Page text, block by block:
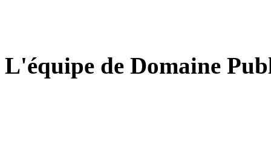
L'équipe de Domaine